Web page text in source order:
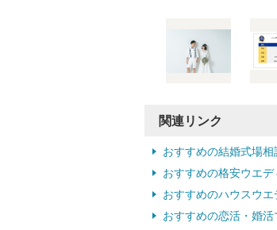
関連リンク
おすすめの結婚式場
おすすめの格安ウエ
おすすめのハウスウ
おすすめの恋活・婚